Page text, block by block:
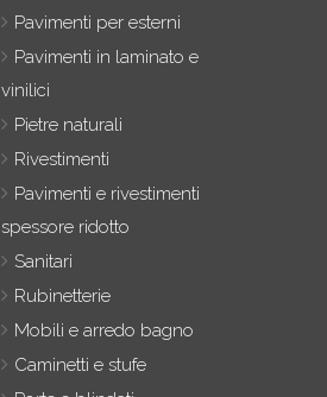
Pavimenti per esterni
Pavimenti in laminato e
vinilici
Pietre naturali
Rivestimenti
Pavimenti e rivestimenti
spessore ridotto
Sanitari
Rubinetterie
Mobili e arredo bagno
Caminetti e stufe